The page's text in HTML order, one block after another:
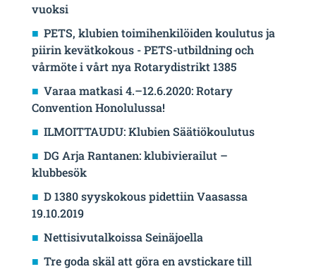
vuoksi
PETS, klubien toimihenkilöiden koulutus ja
piirin kevätkokous - PETS-utbildning och
vårmöte i vårt nya Rotarydistrikt 1385
Varaa matkasi 4.–12.6.2020: Rotary
Convention Honolulussa!
ILMOITTAUDU: Klubien Säätiökoulutus
DG Arja Rantanen: klubivierailut –
klubbesök
D 1380 syyskokous pidettiin Vaasassa
19.10.2019
Nettisivutalkoissa Seinäjoella
Tre goda skäl att göra en avstickare till